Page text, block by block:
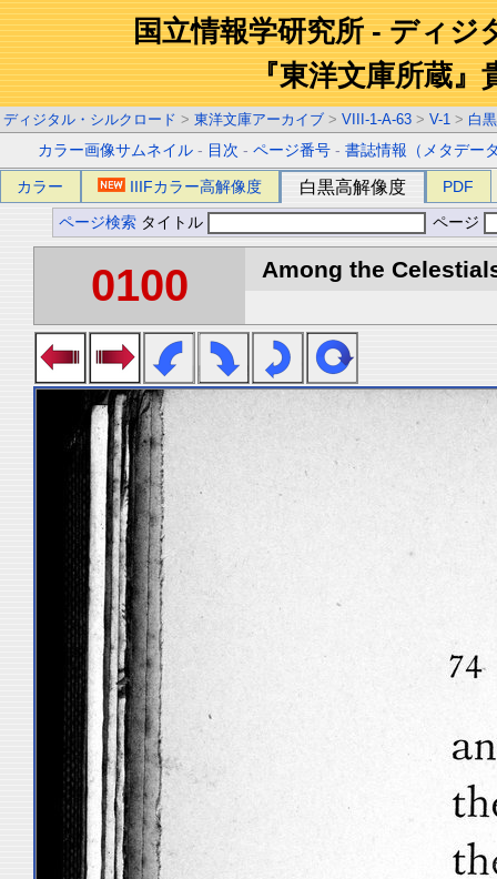
国立情報学研究所 - ディジ
『東洋文庫所蔵』
ディジタル・シルクロード > 東洋文庫アーカイブ > VIII-1-A-63 > V-1 > 白
カラー画像サムネイル - 目次 -ページ番号 -書誌情報（メタデー
カラー IIIFカラー高解像度 白黒高解像度 PDF
ページ検索 タイトル ページ
0100 Among the